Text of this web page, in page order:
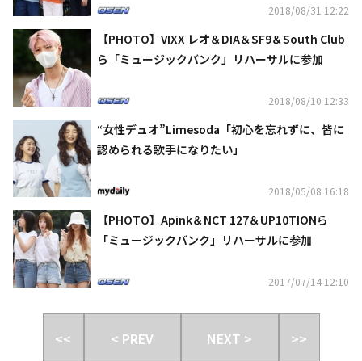
2018/08/31 12:22
【PHOTO】VIXX レオ＆DIA＆SF9＆South Club
ら「ミュージックバンク」リハーサルに参加
2018/08/10 12:33
“女性デュオ”Limesoda「初心を忘れずに、皆に
認められる歌手になりたい」
2018/05/08 16:18
【PHOTO】Apink＆NCT 127＆UP10TIONら
「ミュージックバンク」リハーサルに参加
2017/07/14 12:10
<< < PREV NEXT > >>